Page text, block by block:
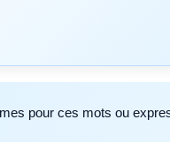
pour ces mots ou